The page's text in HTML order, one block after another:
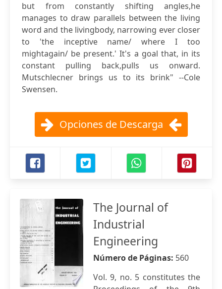
but from constantly shifting angles,he
manages to draw parallels between the living
word and the livingbody, narrowing ever closer
to 'the inceptive name/ where I too
mightagain/ be present.' It's a goal that, in its
constant pulling back,pulls us onward.
Mutschlecner brings us to its brink" --Cole
Swensen.
Opciones de Descarga
The Journal of
Industrial
Engineering
Número de Páginas: 560
Vol. 9, no. 5 constitutes the